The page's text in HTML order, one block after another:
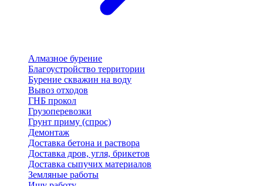
Алмазное бурение
Благоустройство территории
Бурение скважин на воду
Вывоз отходов
ГНБ прокол
Грузоперевозки
Грунт приму (спрос)
Демонтаж
Доставка бетона и раствора
Доставка дров, угля, брикетов
Доставка сыпучих материалов
Земляные работы